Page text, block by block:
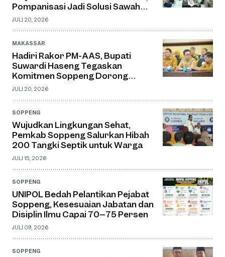
Pompanisasi Jadi Solusi Sawah
Tadah Hujan
JULI 20, 2026
MAKASSAR
Hadiri Rakor PM-AAS, Bupati
Suwardi Haseng Tegaskan
Komitmen Soppeng Dorong
Pertanian Modern dan Swasembada
Pangan
JULI 20, 2026
SOPPENG
Wujudkan Lingkungan Sehat,
Pemkab Soppeng Salurkan Hibah
200 Tangki Septik untuk Warga
JULI 15, 2026
SOPPENG
UNIPOL Bedah Pelantikan Pejabat
Soppeng, Kesesuaian Jabatan dan
Disiplin Ilmu Capai 70–75 Persen
JULI 09, 2026
SOPPENG